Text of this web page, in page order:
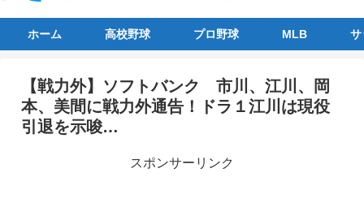
ホーム 高校野球 プロ野球 MLB サ
【戦力外】ソフトバンク 市川、江川、岡
本、美間に戦力外通告！ドラ１江川は現役
引退を示唆…
スポンサーリンク